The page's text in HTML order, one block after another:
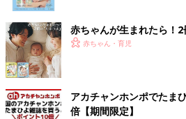
赤ちゃんが生まれたら！2
赤ちゃん・育児
アカチャンホンポでたま
倍【期間限定】